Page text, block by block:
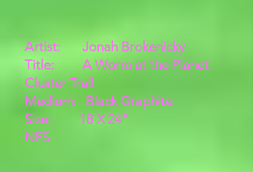
Artist: Jonah Brokenicky
Title: A Worm at the Planet
Cluster Trail
Medium: Black Graphite
Size: 18 X 24”
NFS